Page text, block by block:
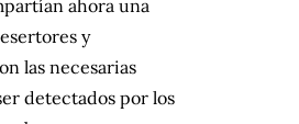
ahora una
y
las necesarias
detectados por los